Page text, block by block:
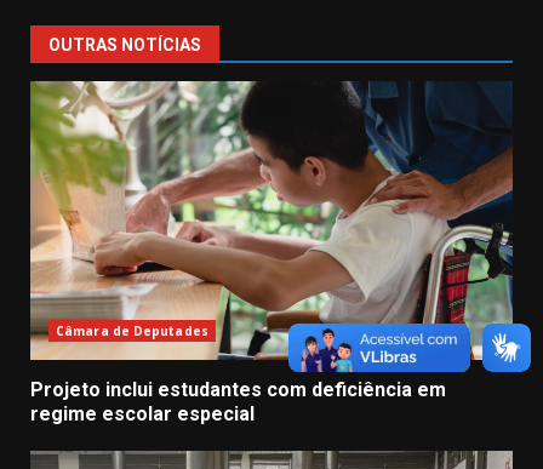
OUTRAS NOTÍCIAS
Câmara de Deputades
Projeto inclui estudantes com deficiência em
regime escolar especial